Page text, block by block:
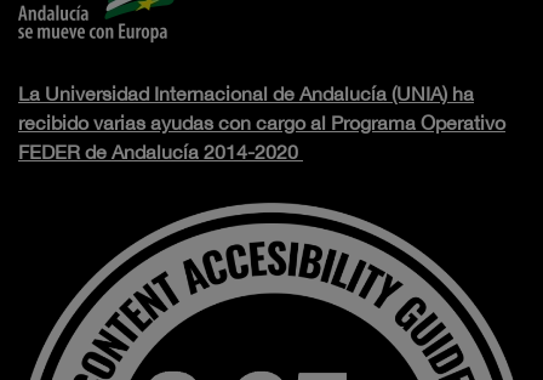
La Universidad Internacional de Andalucía (UNIA) ha
recibido varias ayudas con cargo al Programa Operativo
FEDER de Andalucía 2014-2020